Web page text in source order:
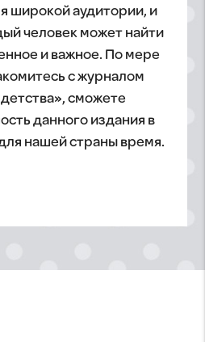
широкой аудитории, и
человек может найти
и важное. По мере
с журналом
сможете
данного издания в
нашей страны время.